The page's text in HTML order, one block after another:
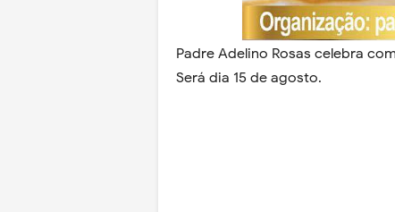
Padre Adelino Rosas celebra
Será dia 15 de agosto.